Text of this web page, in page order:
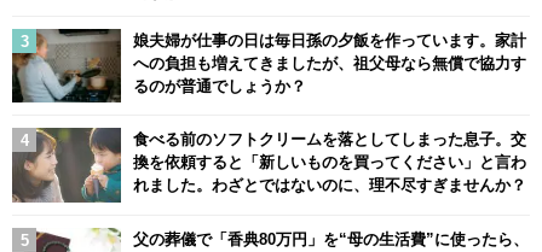
娘夫婦が仕事の日は毎日孫の夕飯を作っています。家計
への負担も増えてきましたが、祖父母なら無償で協力す
るのが普通でしょうか？
食べる前のソフトクリームを落としてしまった息子。交
換を依頼すると「新しいものを買ってください」と言わ
れました。わざとではないのに、理不尽すぎませんか？
父の葬儀で「香典80万円」を“母の生活費”に使ったら、